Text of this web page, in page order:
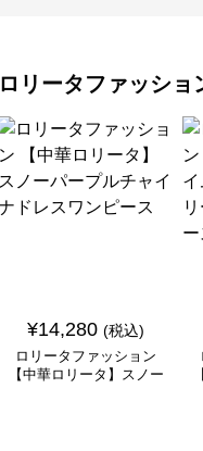
ロリータファッショ
¥14,280 (税込)
ロリータファッション
【中華ロリータ】スノー